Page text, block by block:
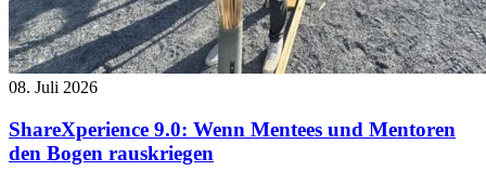
08. Juli 2026
ShareXperience 9.0: Wenn Mentees und Mentoren
den Bogen rauskriegen